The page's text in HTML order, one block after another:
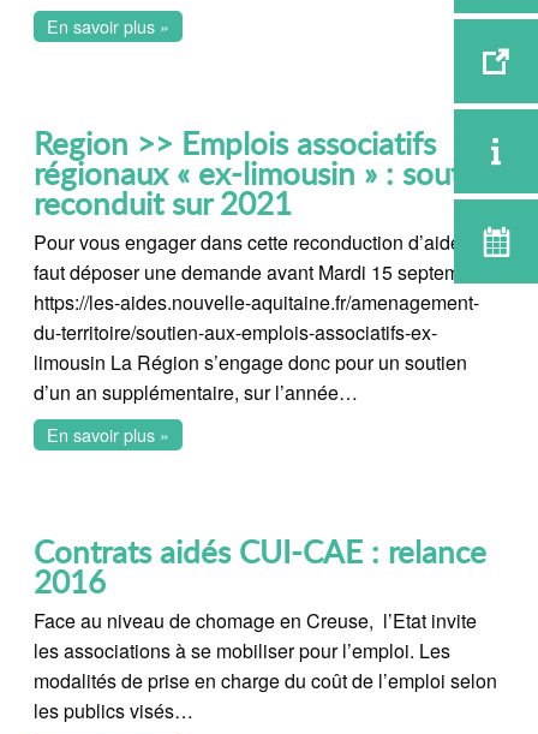
En savoir plus »
Region >> Emplois associatifs
régionaux « ex-limousin » : soutien
reconduit sur 2021
Pour vous engager dans cette reconduction d’aide, il
faut déposer une demande avant Mardi 15 septembre :
https://les-aides.nouvelle-aquitaine.fr/amenagement-
du-territoire/soutien-aux-emplois-associatifs-ex-
limousin La Région s’engage donc pour un soutien
d’un an supplémentaire, sur l’année…
En savoir plus »
Contrats aidés CUI-CAE : relance
2016
Face au niveau de chomage en Creuse, l’Etat invite
les associations à se mobiliser pour l’emploi. Les
modalités de prise en charge du coût de l’emploi selon
les publics visés…